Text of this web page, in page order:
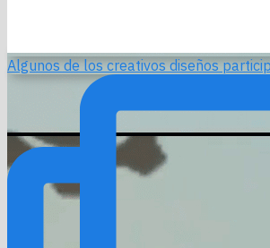
Algunos de los creativos diseños